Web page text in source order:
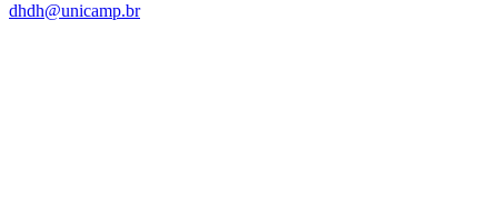
dhdh@unicamp.br